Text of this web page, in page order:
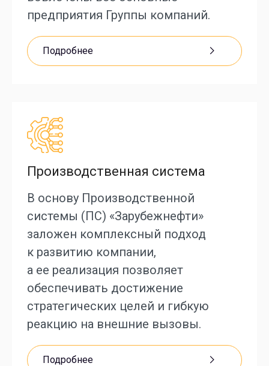
предприятия Группы компаний.
Подробнее
Производственная система
В основу Производственной
системы (ПС) «Зарубежнефти»
заложен комплексный подход
к развитию компании,
а ее реализация позволяет
обеспечивать достижение
стратегических целей и гибкую
реакцию на внешние вызовы.
Подробнее
СП «Вьетсовпетро»
«ОПТИМА Группа»
Росимущество